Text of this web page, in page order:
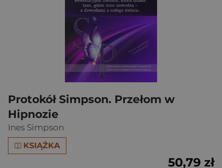
Protokół Simpson. Przełom w
Hipnozie
Ines Simpson
KSIĄŻKA
50,79 zł